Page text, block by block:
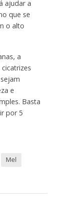
ajudar a
que se
o alto
a
e
Basta
por 5
Mel